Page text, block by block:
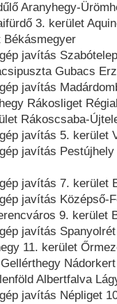
Aranyhegy-
3. kerület
javítás
Gubacs
javítás
Rákosliget
Rákoscsaba-
javítás 5. kerület
javítás
javítás 7. kerület
javítás Középső-
9. kerület
javítás
11. kerület
Albertfalva
javítás Népliget